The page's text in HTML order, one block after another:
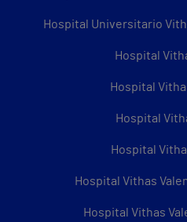
Hospital Universitario
Hospital
Hospital
Hospital
Hospital
Hospital Vithas
Hospital Vithas